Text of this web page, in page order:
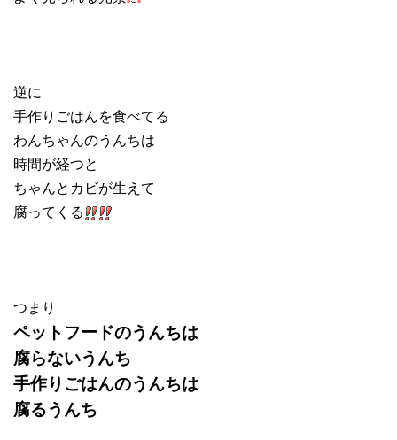
逆に
手作りごはんを食べてる
わんちゃんのうんちは
時間が経つと
ちゃんとカビが生えて
腐ってくる
つまり
ペットフードのうんちは
腐らないうんち
手作りごはんのうんちは
腐るうんち